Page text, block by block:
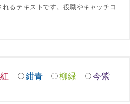
るテキストです。役職やキャッチコ
紺青 柳緑 今紫